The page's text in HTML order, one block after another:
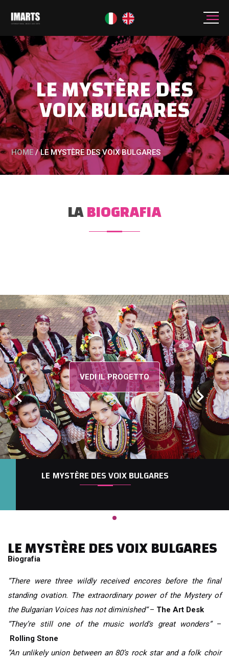
LE MYSTÈRE DES
VOIX BULGARES
HOME / LE MYSTÈRE DES VOIX BULGARES
LABIOGRAFIA
VEDI IL PROGETTO
LE MYSTÈRE DES VOIX BULGARES
LE MYSTÈRE DES VOIX BULGARES
Biografia
“There were three wildly received encores before the final
standing ovation. The extraordinary power of the Mystery of
the Bulgarian Voices has not diminished“– The Art Desk
“They’re still one of the music world’s great wonders”–
Rolling Stone
“An unlikely union between an 80’s rock star and a folk choir